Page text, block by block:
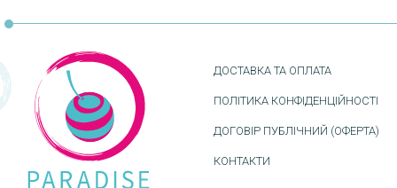
ДОСТАВКА ТА ОПЛАТА
ПОЛІТИКА КОНФІДЕНЦІЙНОСТІ
ДОГОВІР ПУБЛІЧНИЙ (ОФЕРТА)
КОНТАКТИ